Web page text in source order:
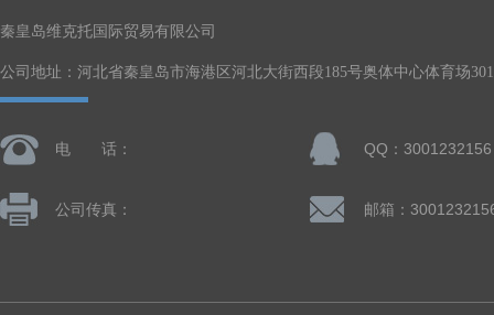
秦皇岛维克托国际贸易有限公司
公司地址：河北省秦皇岛市海港区河北大街西段185号奥体中心体育场
电 话： QQ：3001232156
公司传真： 邮箱：